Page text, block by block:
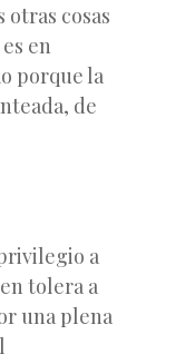
cosas
en
porque la
de
a
tolera a
una plena